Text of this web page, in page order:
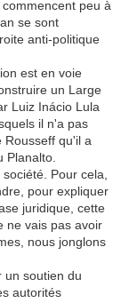
peu à
se sont
anti-politique
est en voie
un Large
Luiz Inácio Lula
il n'a pas
Rousseff qu'il a
Planalto.
Pour cela,
pour expliquer
juridique, cette
ne vais pas avoir
nous jonglons
un soutien du
autorités